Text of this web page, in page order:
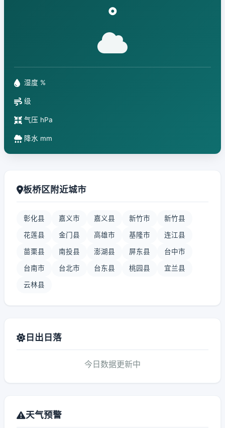
°
湿度 %
级
气压 hPa
降水 mm
板桥区附近城市
彰化县 嘉义市 嘉义县 新竹市 新竹县
花莲县 金门县 高雄市 基隆市 连江县
苗栗县 南投县 澎湖县 屏东县 台中市
台南市 台北市 台东县 桃园县 宜兰县
云林县
日出日落
今日数据更新中
天气预警